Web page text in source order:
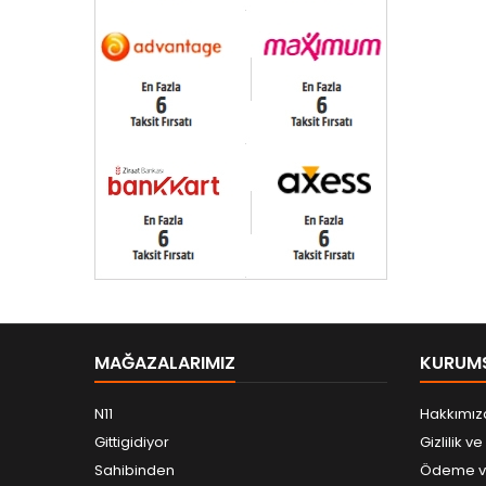
MAĞAZALARIMIZ
N11
Gittigidiyor
Sahibinden
Gizlilik
Ödeme